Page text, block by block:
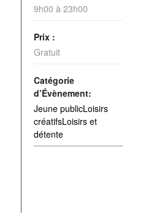
9h00 à 23h00
Prix :
Gratuit
Catégorie
d’Évènement:
Jeune publicLoisirs
créatifsLoisirs et
détente